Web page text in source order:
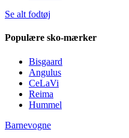
Se alt fodtøj
Populære sko-mærker
Bisgaard
Angulus
CeLaVi
Reima
Hummel
Barnevogne